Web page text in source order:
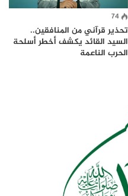
74
تحذير قرآني من المنافقين..
السيد القائد يكشف أخطر أسلحة
الحرب الناعمة